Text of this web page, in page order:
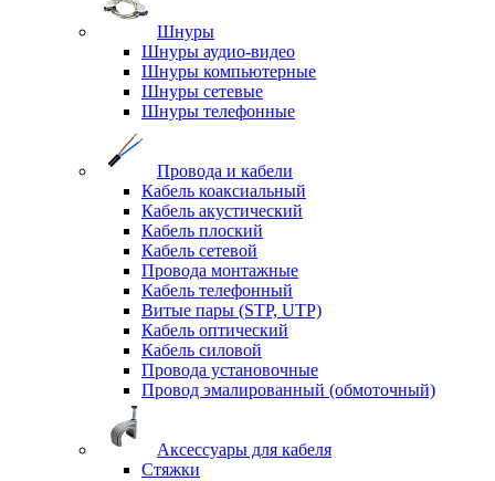
Шнуры
Шнуры аудио-видео
Шнуры компьютерные
Шнуры сетевые
Шнуры телефонные
Провода и кабели
Кабель коаксиальный
Кабель акустический
Кабель плоский
Кабель сетевой
Провода монтажные
Кабель телефонный
Витые пары (STP, UTP)
Кабель оптический
Кабель силовой
Провода установочные
Провод эмалированный (обмоточный)
Аксессуары для кабеля
Стяжки